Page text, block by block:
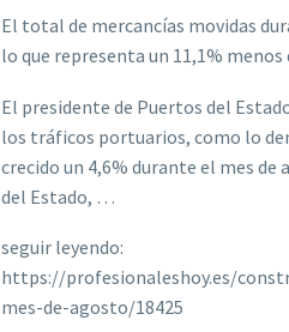
El total de mercancías movidas
lo que representa un 11,1%
El presidente de Puertos del
los tráficos portuarios, como lo
crecido un 4,6% durante el mes
del Estado, …
seguir leyendo:
https://profesionaleshoy.es/
mes-de-agosto/18425